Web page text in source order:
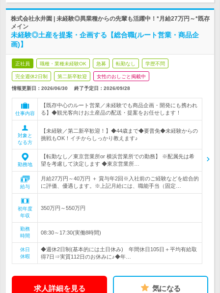
株式会社永井園 | 未経験◎異業種からの先輩も活躍中！*月給27万円～*既存
メイン
未経験◎土産を提案・企画する【総合職(ルート営業・商品企
画)】
正社員 職種・業種未経験OK 急募 転勤なし 学歴不問
完全週休2日制 第二新卒歓迎 女性のおしごと掲載中
情報更新日：2026/06/30 終了予定日： 2026/09/28
仕事内容
【既存中心のルート営業／未経験でも商品企画・開発にも携われ
る】◆観光客向けお土産品の配送・提案をお任せします！
対象と
なる方
【未経験／第二新卒歓迎！】◆44歳まで◆要普免◆未経験からの
挑戦もOK！イチからしっかり教えます♪
勤務地
【転勤なし／東京営業所or 横浜営業所での勤務】 ※配属先は希
望を考慮して決定します ◆東京営業所…
給与
月給27万円～40万円 ＋ 賞与年2回※入社前のご経験などを総合的
に評価、優遇します。※上記月給には、職能手当（固定…
初年度
年収
350万円～550万円
勤務
時間
08:30～17:30(実働8時間)
休日
休暇
◆週休2日制(基本的には土日休み) 年間休日105日＋平均有給取
得7日⇒実質112日のお休みに♪◆年…
求人詳細を見る 気になる